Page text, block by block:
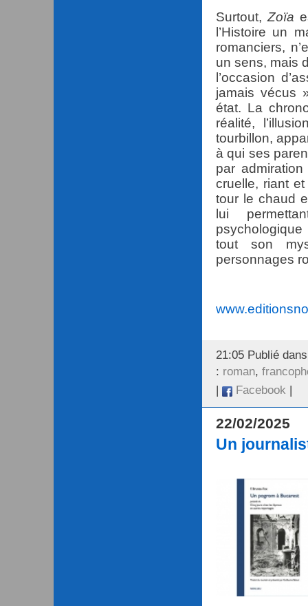
Surtout, Zoïa
l’Histoire un
romanciers,
un sens, mais
l’occasion
jamais vécus
état. La
réalité,
tourbillon,
à qui ses
par
cruelle, riant
tour le chaud
lui
tout son
personnages
21:05 Publié
: roman,
|
Facebook |
22/02/2025
Un